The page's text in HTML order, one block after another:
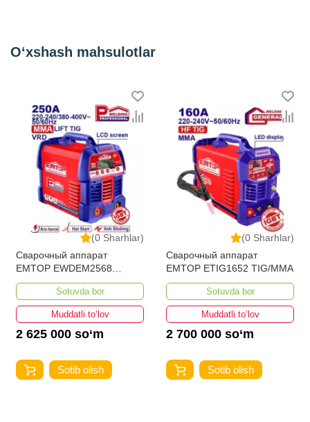
Kategoriya Плазменная резка (CUT)
O‘xshash mahsulotlar
(0 Sharhlar)
Сварочный аппарат
EMTOP EWDEM2568
MMA/TIG Lift
Sotuvda bor
Muddatli to‘lov
2 625 000 so‘m
Sotib olish
(0 Sharhlar)
Сварочный аппарат
EMTOP ETIG1652 TIG/MMA
Sotuvda bor
Muddatli to‘lov
2 700 000 so‘m
Sotib olish